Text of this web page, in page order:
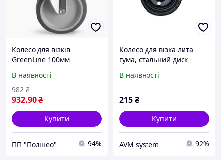
Колесо для візків
GreenLine 100мм
В наявності
932.90₴
982 ₴
Купити
ПП "Полінео" 94%
Колесо для візка лита
гума, стальний диск
БЄМАС
В наявності
215₴
Купити
AVM system 92%